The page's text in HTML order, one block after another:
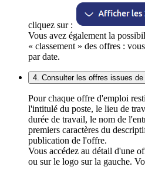
cliquez sur :
Vous avez également la
« classement » des offres :
par date.
4. Consulter les offres issues
Pour chaque offre d'emploi
l'intitulé du poste, le lieu de
durée de travail, le nom de
premiers caractères du
publication de l'offre.
Vous accédez au détail d'une
ou sur le logo sur la gauche.